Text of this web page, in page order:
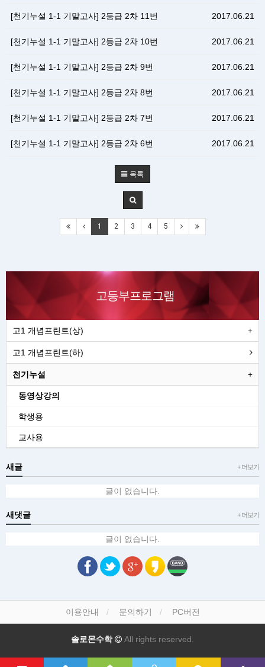
2017.06.21
[천기누설 1-1 기말고사] 2등급 2차 11번
2017.06.21
[천기누설 1-1 기말고사] 2등급 2차 10번
2017.06.21
[천기누설 1-1 기말고사] 2등급 2차 9번
2017.06.21
[천기누설 1-1 기말고사] 2등급 2차 8번
2017.06.21
[천기누설 1-1 기말고사] 2등급 2차 7번
2017.06.21
[천기누설 1-1 기말고사] 2등급 2차 6번
목록
1 2 3 4 5
고등부프로그램
고1 개념프린트(상)
고1 개념프린트(하)
천기누설
동영상강의
학생용
교사용
+ 더보기
새글
글이 없습니다.
+ 더보기
새댓글
글이 없습니다.
이용안내 문의하기 PC버전
솔로몬수학 All rights reserved.